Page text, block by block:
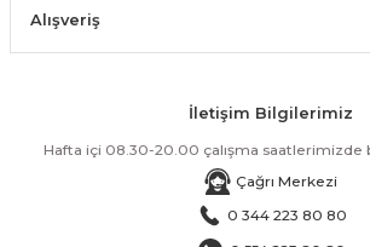
Alışveriş
İletişim Bilgilerimiz
Hafta içi 08.30-20.00 çalışma saatlerimizde
Çağrı Merkezi
0 344 223 80 80